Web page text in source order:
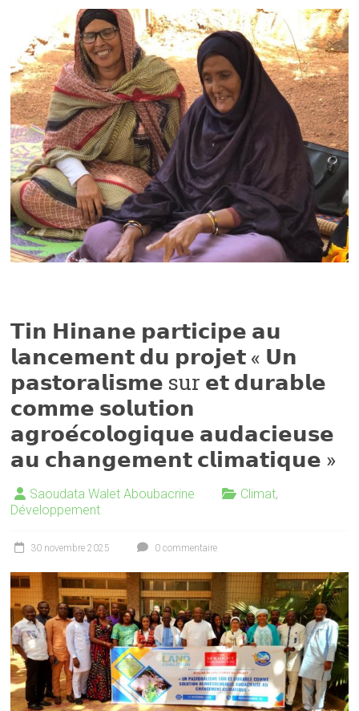
𝗧𝗶𝗻 𝗛𝗶𝗻𝗮𝗻𝗲 𝗽𝗮𝗿𝘁𝗶𝗰𝗶𝗽𝗲 𝗮𝘂
𝗹𝗮𝗻𝗰𝗲𝗺𝗲𝗻𝘁 𝗱𝘂 𝗽𝗿𝗼𝗷𝗲𝘁 « 𝗨𝗻
𝗽𝗮𝘀𝘁𝗼𝗿𝗮𝗹𝗶𝘀𝗺𝗲 sur 𝗲𝘁 𝗱𝘂𝗿𝗮𝗯𝗹𝗲
𝗰𝗼𝗺𝗺𝗲 𝘀𝗼𝗹𝘂𝘁𝗶𝗼𝗻
𝗮𝗴𝗿𝗼𝗲́𝗰𝗼𝗹𝗼𝗴𝗶𝗾𝘂𝗲 𝗮𝘂𝗱𝗮𝗰𝗶𝗲𝘂𝘀𝗲
𝗮𝘂 𝗰𝗵𝗮𝗻𝗴𝗲𝗺𝗲𝗻𝘁 𝗰𝗹𝗶𝗺𝗮𝘁𝗶𝗾𝘂𝗲 »
Saoudata Walet Aboubacrine Climat,
Développement
30 novembre 2025 0 commentaire